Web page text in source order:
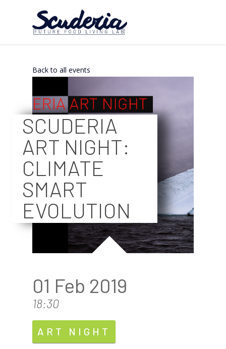
Back to all events
SCUDERIA
ART NIGHT:
CLIMATE
SMART
EVOLUTION
01 Feb 2019
18:30
ART NIGHT